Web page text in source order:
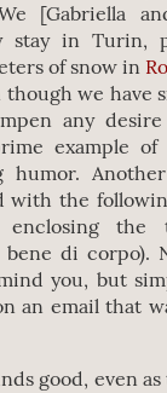
[Gabriella
stay in Turin,
of snow in
we have
any
example
humor.
with the
enclosing the
bene di corpo).
you, but
an email that
good, even